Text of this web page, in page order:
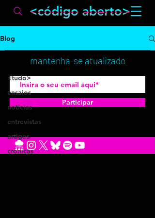
Blog
<tudo>
ensaios
notícias
entrevistas
artigos
crônicas
<tudo>mantenha-se atualizado
Participar